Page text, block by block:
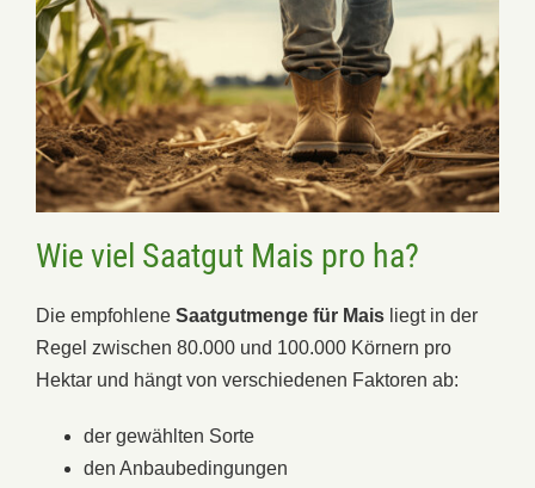
Wie viel Saatgut Mais pro ha?
Die empfohlene Saatgutmenge für Mais liegt in der
Regel zwischen 80.000 und 100.000 Körnern pro
Hektar und hängt von verschiedenen Faktoren ab:
der gewählten Sorte
den Anbaubedingungen